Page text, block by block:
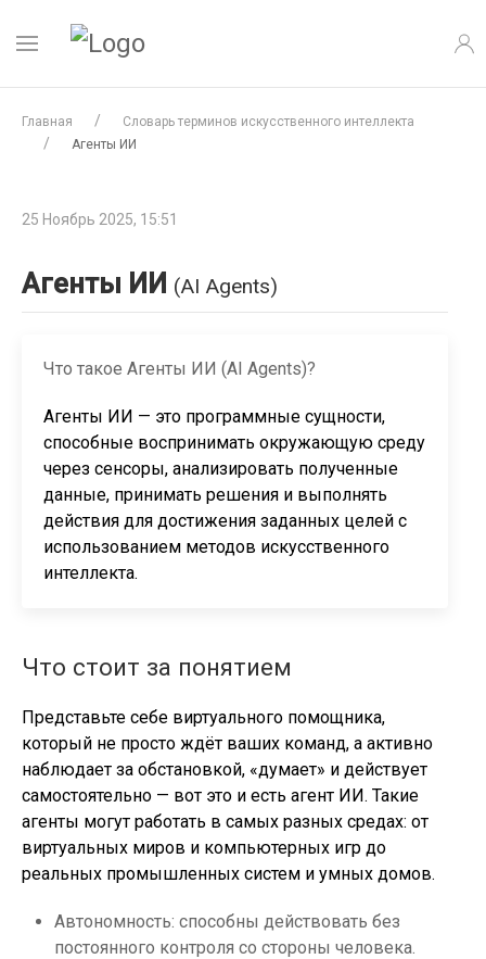
Главная
Словарь терминов искусственного интеллекта
Агенты ИИ
25 Ноябрь 2025, 15:51
Агенты ИИ (AI Agents)
Что такое Агенты ИИ (AI Agents)?
Агенты ИИ — это программные сущности,
способные воспринимать окружающую среду
через сенсоры, анализировать полученные
данные, принимать решения и выполнять
действия для достижения заданных целей с
использованием методов искусственного
интеллекта.
Что стоит за понятием
Представьте себе виртуального помощника,
который не просто ждёт ваших команд, а активно
наблюдает за обстановкой, «думает» и действует
самостоятельно — вот это и есть агент ИИ. Такие
агенты могут работать в самых разных средах: от
виртуальных миров и компьютерных игр до
реальных промышленных систем и умных домов.
Автономность: способны действовать без
постоянного контроля со стороны человека.